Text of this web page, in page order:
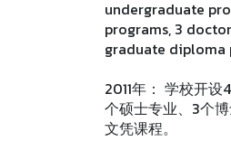
undergraduate
programs, 3
graduate diploma
2011年： 学校开设
个硕士专业、3个
文凭课程。